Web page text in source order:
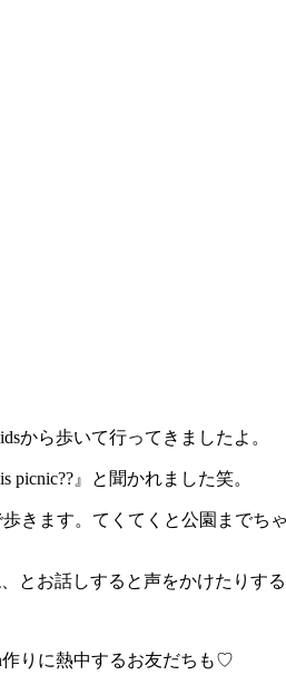
から歩いて行ってきましたよ。
』と聞かれました笑。
きます。てくてくと公園までち
とお話しすると声をかけたりす
作りに熱中するお友だちも♡